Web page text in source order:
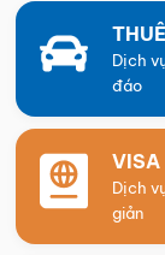
Dịch
đáo
VISA
Dịch
giản